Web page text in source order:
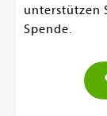
unterstützen
Spende.